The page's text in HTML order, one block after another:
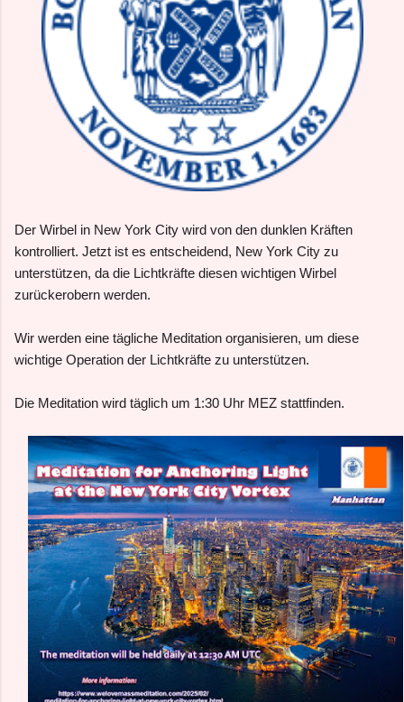
Der Wirbel in New York City wird von den dunklen Kräften
kontrolliert. Jetzt ist es entscheidend, New York City zu
unterstützen, da die Lichtkräfte diesen wichtigen Wirbel
zurückerobern werden.
Wir werden eine tägliche Meditation organisieren, um diese
wichtige Operation der Lichtkräfte zu unterstützen.
Die Meditation wird täglich um 1:30 Uhr MEZ stattfinden.